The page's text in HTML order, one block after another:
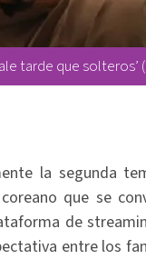
tarde que solteros’
la segunda
que se
de
entre los